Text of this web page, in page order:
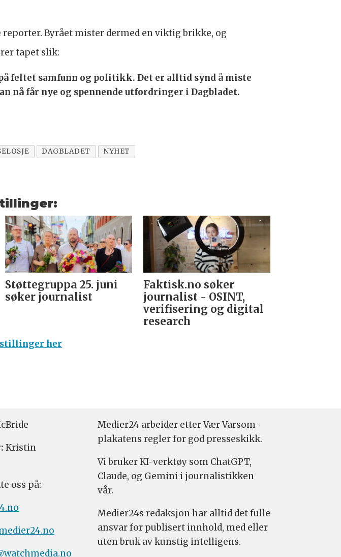
Byrået mister dermed en viktig brikke, og
tapet slik:
feltet samfunn og politikk. Det er alltid synd å miste
nå får nye og spennende utfordringer i Dagbladet.
DAGBLADET NYHET
Støttegruppa 25. juni
søker journalist
Faktisk.no søker
journalist - OSINT,
verifisering og digital
research­
stillinger her
Kristin
oss på:
Medier24 arbeider etter Vær Varsom-
plakatens regler for god presseskikk.
Vi bruker KI-verktøy som ChatGPT,
Claude, og Gemini i journalistikken
vår.
Medier24s redaksjon har alltid det fulle
ansvar for publisert innhold, med eller
uten bruk av kunstig intelligens.